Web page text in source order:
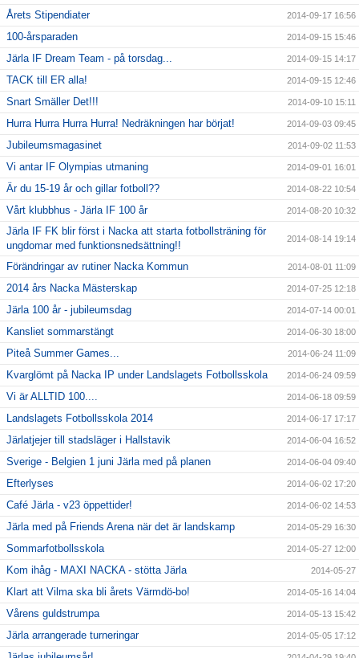
Årets Stipendiater 2014-09-17 16:56
100-årsparaden 2014-09-15 15:46
Järla IF Dream Team - på torsdag... 2014-09-15 14:17
TACK till ER alla! 2014-09-15 12:46
Snart Smäller Det!!! 2014-09-10 15:11
Hurra Hurra Hurra Hurra! Nedräkningen har börjat! 2014-09-03 09:45
Jubileumsmagasinet 2014-09-02 11:53
Vi antar IF Olympias utmaning 2014-09-01 16:01
Är du 15-19 år och gillar fotboll?? 2014-08-22 10:54
Vårt klubbhus - Järla IF 100 år 2014-08-20 10:32
Järla IF FK blir först i Nacka att starta fotbollsträning för
ungdomar med funktionsnedsättning!!
2014-08-14 19:14
Förändringar av rutiner Nacka Kommun 2014-08-01 11:09
2014 års Nacka Mästerskap 2014-07-25 12:18
Järla 100 år - jubileumsdag 2014-07-14 00:01
Kansliet sommarstängt 2014-06-30 18:00
Piteå Summer Games... 2014-06-24 11:09
Kvarglömt på Nacka IP under Landslagets Fotbollsskola 2014-06-24 09:59
Vi är ALLTID 100.... 2014-06-18 09:59
Landslagets Fotbollsskola 2014 2014-06-17 17:17
Järlatjejer till stadsläger i Hallstavik 2014-06-04 16:52
Sverige - Belgien 1 juni Järla med på planen 2014-06-04 09:40
Efterlyses 2014-06-02 17:20
Café Järla - v23 öppettider! 2014-06-02 14:53
Järla med på Friends Arena när det är landskamp 2014-05-29 16:30
Sommarfotbollsskola 2014-05-27 12:00
Kom ihåg - MAXI NACKA - stötta Järla 2014-05-27
Klart att Vilma ska bli årets Värmdö-bo! 2014-05-16 14:04
Vårens guldstrumpa 2014-05-13 15:42
Järla arrangerade turneringar 2014-05-05 17:12